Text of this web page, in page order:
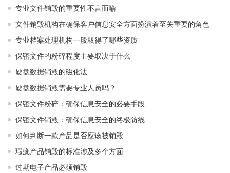
专业文件销毁的重要性不言而喻
文件销毁机构在确保客户信息安全方面扮演着至关重要的角色
专业档案处理机构一般取得了哪些资质
保密文件的粉碎程度主要取决于什么
硬盘数据销毁的磁化法
硬盘数据销毁需要专业人员吗？
保密文件粉碎：确保信息安全的必要手段
保密文件销毁：确保信息安全的终极防线
如何判断一款产品是否应该被销毁
瑕疵产品销毁的标准涉及多个方面
过期电子产品必须销毁